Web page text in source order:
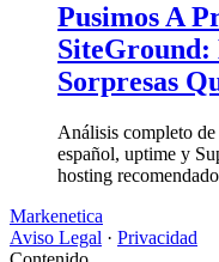
Pusimos A
SiteGround:
Sorpresas
Análisis completo
español, uptime y
hosting
Markenetica
Aviso Legal · Privacidad